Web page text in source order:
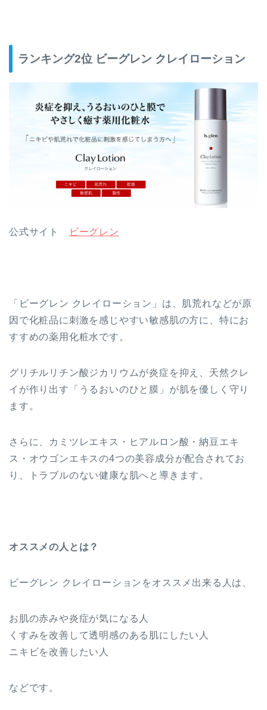
ランキング2位 ビーグレン クレイローション
公式サイト ビーグレン
「ビーグレン クレイローション」は、肌荒れなどが原
因で化粧品に刺激を感じやすい敏感肌の方に、特にお
すすめの薬用化粧水です。
グリチルリチン酸ジカリウムが炎症を抑え、天然クレ
イが作り出す「うるおいのひと膜」が肌を優しく守り
ます。
さらに、カミツレエキス・ヒアルロン酸・納豆エキ
ス・オウゴンエキスの4つの美容成分が配合されてお
り、トラブルのない健康な肌へと導きます。
オススメの人とは？
ビーグレン クレイローションをオススメ出来る人は、
お肌の赤みや炎症が気になる人
くすみを改善して透明感のある肌にしたい人
ニキビを改善したい人
などです。